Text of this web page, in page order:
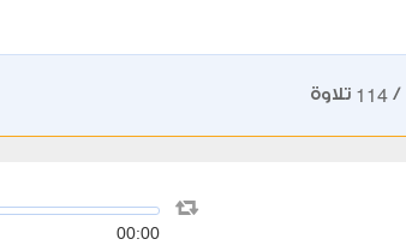
/
114 تلاوة
00:00